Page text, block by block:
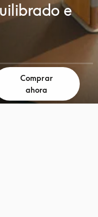
e
Comprar
ahora